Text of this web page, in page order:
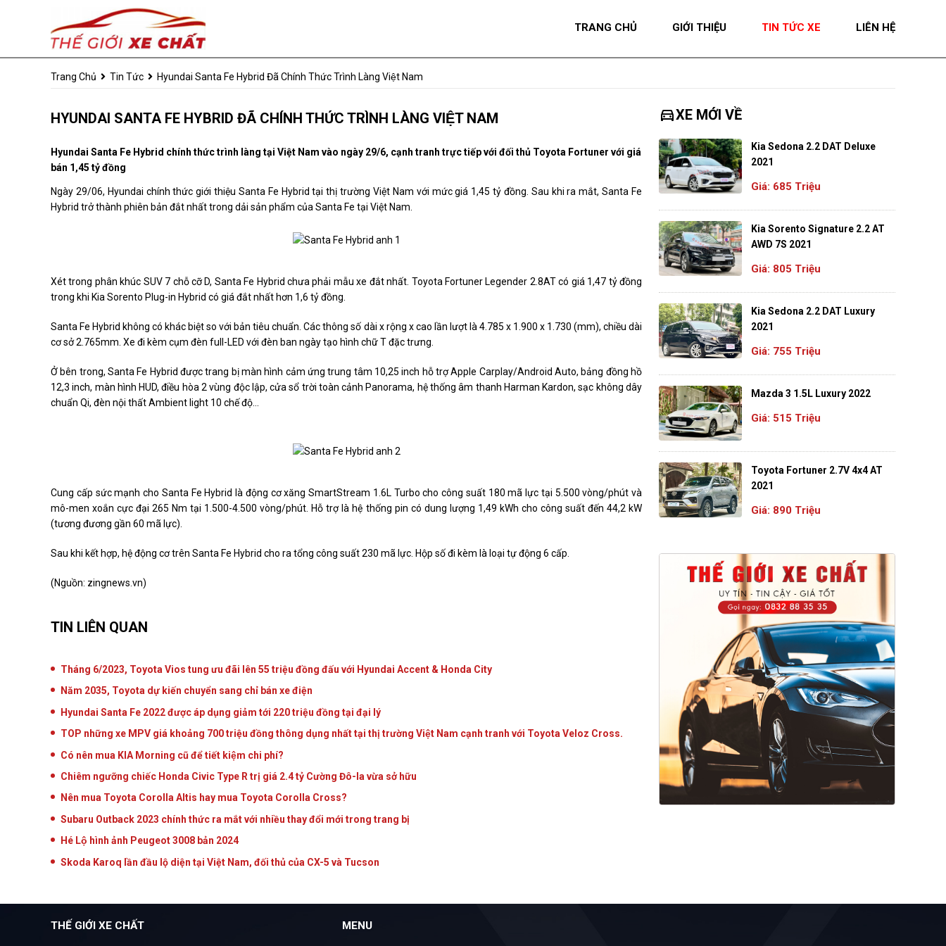
TRANG CHỦ GIỚI THIỆU TIN TỨC XE LIÊN HỆ
Trang Chủ Tin Tức Hyundai Santa Fe Hybrid Đã Chính Thức Trình Làng Việt Nam
HYUNDAI SANTA FE HYBRID ĐÃ CHÍNH THỨC TRÌNH LÀNG VIỆT NAM
Hyundai Santa Fe Hybrid chính thức trình làng tại Việt Nam vào ngày 29/6, cạnh tranh trực tiếp với đối thủ Toyota Fortuner với giá
bán 1,45 tỷ đồng
Ngày 29/06, Hyundai chính thức giới thiệu Santa Fe Hybrid tại thị trường Việt Nam với mức giá 1,45 tỷ đồng . Sau khi ra mắt, Santa Fe
Hybrid trở thành phiên bản đắt nhất trong dải sản phẩm của Santa Fe tại Việt Nam.
Xét trong phân khúc SUV 7 chỗ cỡ D, Santa Fe Hybrid chưa phải mẫu xe đắt nhất. Toyota Fortuner Legender 2.8AT có giá 1,47 tỷ đồng
trong khi Kia Sorento Plug-in Hybrid có giá đắt nhất hơn 1,6 tỷ đồng
Santa Fe Hybrid không có khác biệt so với bản tiêu chuẩn. Các thông số dài x rộng x cao lần lượt là 4.785 x 1.900 x 1.730 (mm), chiều dài
cơ sở 2.765mm. Xe đi kèm cụm đèn full-LED với đèn ban ngày tạo hình chữ T đặc trưng.
Ở bên trong, Santa Fe Hybrid được trang bị màn hình cảm ứng trung tâm 10,25 inch hỗ trợ Apple Carplay/Android Auto, bảng đồng hồ
12,3 inch, màn hình HUD, điều hòa 2 vùng độc lập, cửa sổ trời toàn cảnh Panorama, hệ thống âm thanh Harman Kardon, sạc không dây
chuẩn Qi, đèn nội thất Ambient light 10 chế độ...
Cung cấp sức mạnh cho Santa Fe Hybrid là động cơ xăng SmartStream 1.6L Turbo cho công suất 180 mã lực tại 5.500 vòng/phút và
mô-men xoắn cực đại 265 Nm tại 1.500-4.500 vòng/phút. Hỗ trợ là hệ thống pin có dung lượng 1,49 kWh cho công suất đến 44,2 kW
(tương đương gần 60 mã lực).
Sau khi kết hợp, hệ động cơ trên Santa Fe Hybrid cho ra tổng công suất 230 mã lực. Hộp số đi kèm là loại tự động 6 cấp.
(Nguồn: zingnews.vn)
TIN LIÊN QUAN
Tháng 6/2023, Toyota Vios tung ưu đãi lên 55 triệu đồng đấu với Hyundai Accent & Honda City
Năm 2035, Toyota dự kiến chuyển sang chỉ bán xe điện
Hyundai Santa Fe 2022 được áp dụng giảm tới 220 triệu đồng tại đại lý
TOP những xe MPV giá khoảng 700 triệu đồng thông dụng nhất tại thị trường Việt Nam cạnh tranh với Toyota Veloz Cross.
Có nên mua KIA Morning cũ để tiết kiệm chi phí?
Chiêm ngưỡng chiếc Honda Civic Type R trị giá 2.4 tỷ Cường Đô-la vừa sở hữu
Nên mua Toyota Corolla Altis hay mua Toyota Corolla Cross?
Subaru Outback 2023 chính thức ra mắt với nhiều thay đổi mới trong trang bị
Hé Lộ hình ảnh Peugeot 3008 bản 2024
Skoda Karoq lần đầu lộ diện tại Việt Nam, đối thủ của CX-5 và Tucson
directions_carXE MỚI VỀ
Kia Sedona 2.2 DAT Deluxe
2021
Giá: 685 Triệu
Kia Sorento Signature 2.2 AT
AWD 7S 2021
Giá: 805 Triệu
Kia Sedona 2.2 DAT Luxury
2021
Giá: 755 Triệu
Mazda 3 1.5L Luxury 2022
Giá: 515 Triệu
Toyota Fortuner 2.7V 4x4 AT
2021
Giá: 890 Triệu
THẾ GIỚI XE CHẤT MENU